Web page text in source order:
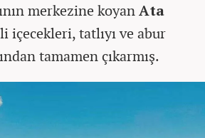
merkezine koyanAta
içecekleri, tatlıyı ve abur
tamamen çıkarmış.